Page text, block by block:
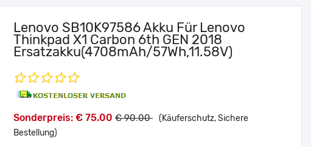
Lenovo SB10K97586 Akku Für Lenovo
Thinkpad X1 Carbon 6th GEN 2018
Ersatzakku(4708mAh/57Wh,11.58V)
Sonderpreis: € 75.00 € 90.00 (Käuferschutz, Sichere
Bestellung)